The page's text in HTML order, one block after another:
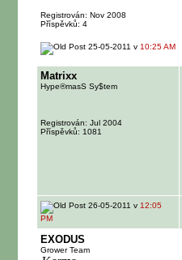
Registrován: Nov 2008
Příspěvků: 4
25-05-2011 v 10:25 AM
Matrixx
Hype®masS Sy$tem
Registrován: Jul 2004
Příspěvků: 1081
26-05-2011 v 12:05
PM
EXODUS
Grower Team